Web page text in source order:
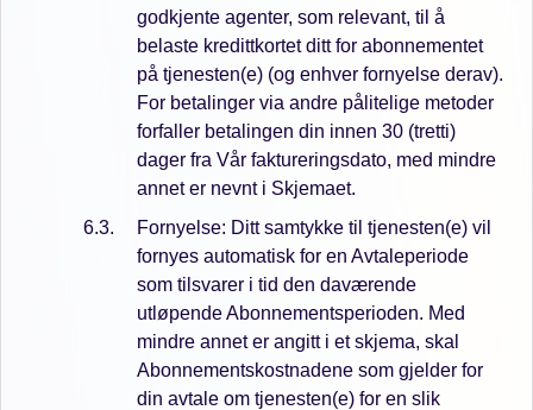
godkjente agenter, som relevant, til å
belaste kredittkortet ditt for abonnementet
på tjenesten(e) (og enhver fornyelse derav).
For betalinger via andre pålitelige metoder
forfaller betalingen din innen 30 (tretti)
dager fra Vår faktureringsdato, med mindre
annet er nevnt i Skjemaet.
Fornyelse: Ditt samtykke til tjenesten(e) vil
fornyes automatisk for en Avtaleperiode
som tilsvarer i tid den daværende
utløpende Abonnementsperioden. Med
mindre annet er angitt i et skjema, skal
Abonnementskostnadene som gjelder for
din avtale om tjenesten(e) for en slik